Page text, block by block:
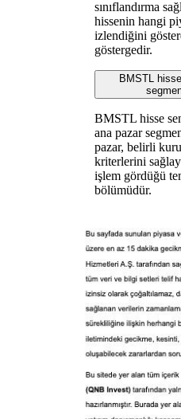
sınıflandırma
hissenin hangi
izlendiğini
göstergedir.
BMSTL
BMSTL hisse
ana pazar
pazar, belirli
kriterlerini
işlem gördüğü
bölümüdür.